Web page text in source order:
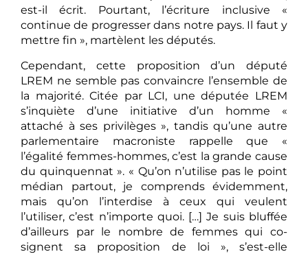
est-il écrit. Pourtant, l’écriture inclusive «
continue de progresser dans notre pays. Il faut y
mettre fin », martèlent les députés.
Cependant, cette proposition d’un député
LREM ne semble pas convaincre l’ensemble de
la majorité. Citée par LCI, une députée LREM
s’inquiète d’une initiative d’un homme «
attaché à ses privilèges », tandis qu’une autre
parlementaire macroniste rappelle que «
l’égalité femmes-hommes, c’est la grande cause
du quinquennat ». « Qu’on n’utilise pas le point
médian partout, je comprends évidemment,
mais qu’on l’interdise à ceux qui veulent
l’utiliser, c’est n’importe quoi. […] Je suis bluffée
d’ailleurs par le nombre de femmes qui co-
signent sa proposition de loi », s’est-elle